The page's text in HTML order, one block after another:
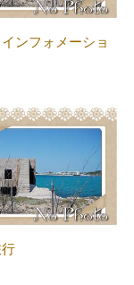
ンフォメーショ